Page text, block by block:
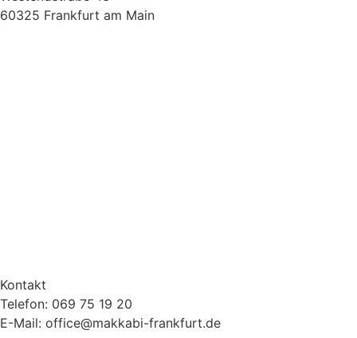
60325 Frankfurt am Main
Kontakt
Telefon: 069 75 19 20
E-Mail: office@makkabi-frankfurt.de